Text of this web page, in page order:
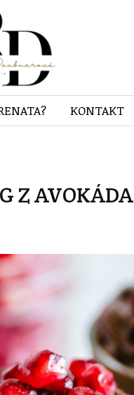
KONTAKT
Z AVOKÁDA